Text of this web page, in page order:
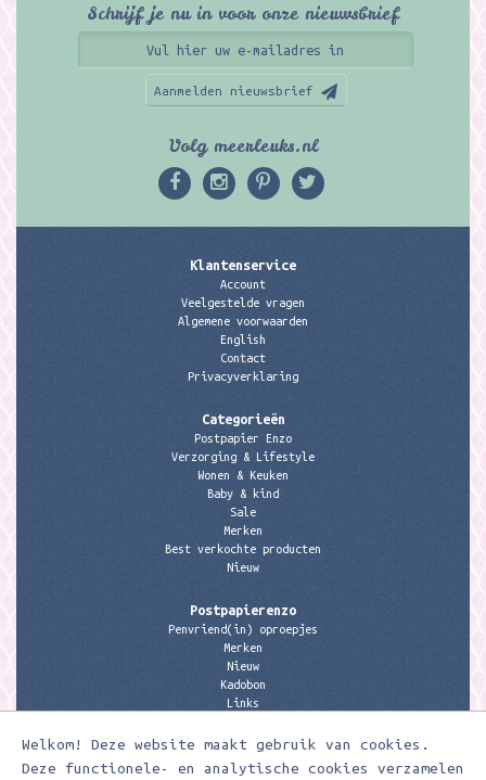
Welkom! Deze website maakt gebruik van cookies.
Deze functionele- en analytische cookies verzamelen
Schrijf je nu in voor onze nieuwsbrief
Aanmelden nieuwsbrief
Volg meerleuks.nl
Klantenservice
Account
Veelgestelde vragen
Algemene voorwaarden
English
Contact
Privacyverklaring
Categorieën
Postpapier Enzo
Verzorging & Lifestyle
Wonen & Keuken
Baby & kind
Sale
Merken
Best verkochte producten
Nieuw
Postpapierenzo
Penvriend(in) oproepjes
Merken
Nieuw
Kadobon
Links
Contactgegevens
Meerleuks